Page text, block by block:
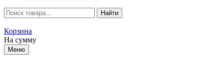
Найти
Корзина
На сумму
Меню